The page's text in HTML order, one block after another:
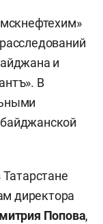
и
В
директора
Попова,